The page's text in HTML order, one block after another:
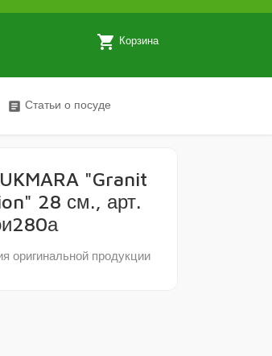
local_grocery_store Корзина
article Статьи о посуде
"Granit
28 см., арт.
оригинальной продукции